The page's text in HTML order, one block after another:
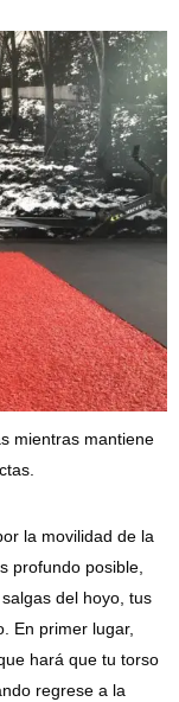
mientras mantiene
la movilidad de la
profundo posible,
del hoyo, tus
En primer lugar,
hará que tu torso
regrese a la